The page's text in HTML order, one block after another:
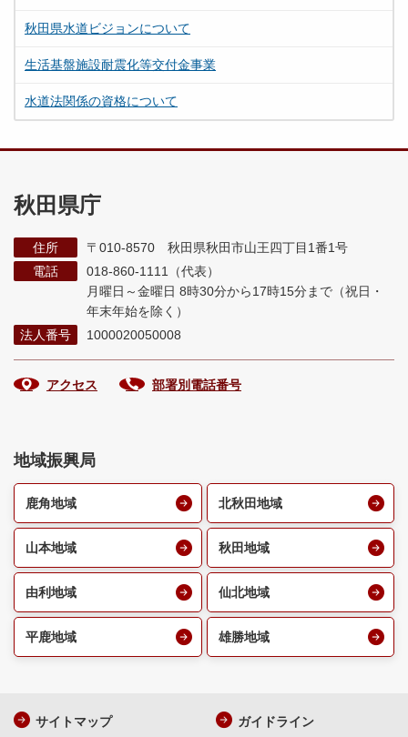
秋田県水道ビジョンについて
生活基盤施設耐震化等交付金事業
水道法関係の資格について
秋田県庁
住所
〒010-8570 秋田県秋田市山王四丁目1番1号
電話
018-860-1111（代表）
月曜日～金曜日 8時30分から17時15分まで （祝日・
年末年始を除く）
法人番号
1000020050008
アクセス 部署別電話番号
地域振興局
鹿角地域 北秋田地域
山本地域 秋田地域
由利地域 仙北地域
平鹿地域 雄勝地域
サイトマップ ガイドライン